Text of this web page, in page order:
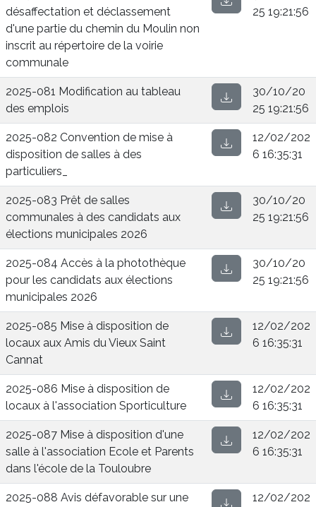
désaffectation et déclassement
d'une partie du chemin du Moulin non
inscrit au répertoire de la voirie
communale
25 19:21:56
2025-081 Modification au tableau
des emplois
30/10/20
25 19:21:56
2025-082 Convention de mise à
disposition de salles à des
particuliers_
12/02/202
6 16:35:31
2025-083 Prêt de salles
communales à des candidats aux
élections municipales 2026
30/10/20
25 19:21:56
2025-084 Accès à la photothèque
pour les candidats aux élections
municipales 2026
30/10/20
25 19:21:56
2025-085 Mise à disposition de
locaux aux Amis du Vieux Saint
Cannat
12/02/202
6 16:35:31
2025-086 Mise à disposition de
locaux à l'association Sporticulture
12/02/202
6 16:35:31
2025-087 Mise à disposition d'une
salle à l'association Ecole et Parents
dans l'école de la Touloubre
12/02/202
6 16:35:31
2025-088 Avis défavorable sur une
12/02/202